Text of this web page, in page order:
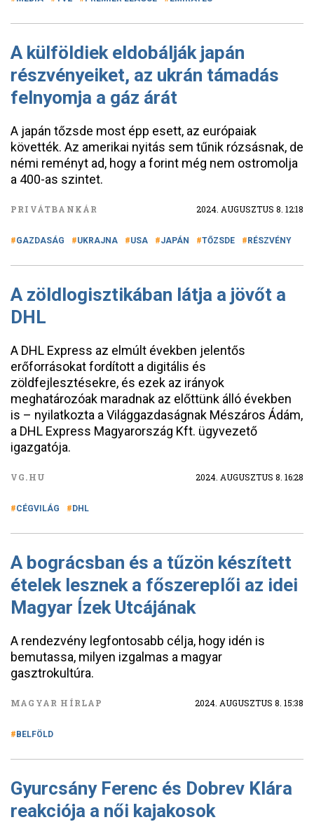
A külföldiek eldobálják japán
részvényeiket, az ukrán támadás
felnyomja a gáz árát
A japán tőzsde most épp esett, az európaiak
követték. Az amerikai nyitás sem tűnik rózsásnak, de
némi reményt ad, hogy a forint még nem ostromolja
a 400-as szintet.
PRIVÁTBANKÁR 2024. AUGUSZTUS 8. 12:18
GAZDASÁG UKRAJNA USA JAPÁN TŐZSDE RÉSZVÉNY
A zöldlogisztikában látja a jövőt a
DHL
A DHL Express az elmúlt években jelentős
erőforrásokat fordított a digitális és
zöldfejlesztésekre, és ezek az irányok
meghatározóak maradnak az előttünk álló években
is – nyilatkozta a Világgazdaságnak Mészáros Ádám,
a DHL Express Magyarország Kft. ügyvezető
igazgatója.
VG.HU 2024. AUGUSZTUS 8. 16:28
CÉGVILÁG DHL
A bográcsban és a tűzön készített
ételek lesznek a főszereplői az idei
Magyar Ízek Utcájának
A rendezvény legfontosabb célja, hogy idén is
bemutassa, milyen izgalmas a magyar
gasztrokultúra.
MAGYAR HÍRLAP 2024. AUGUSZTUS 8. 15:38
BELFÖLD
Gyurcsány Ferenc és Dobrev Klára
reakciója a női kajakosok